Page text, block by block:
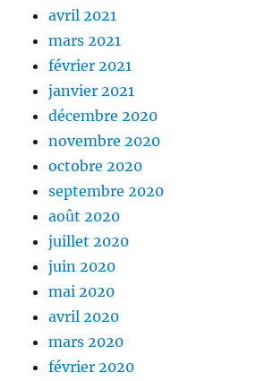
avril 2021
mars 2021
février 2021
janvier 2021
décembre 2020
novembre 2020
octobre 2020
septembre 2020
août 2020
juillet 2020
juin 2020
mai 2020
avril 2020
mars 2020
février 2020